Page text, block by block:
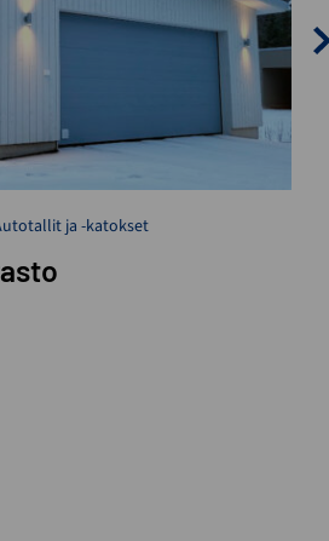
ja -katokset